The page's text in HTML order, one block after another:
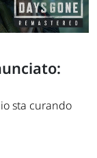
sta curando